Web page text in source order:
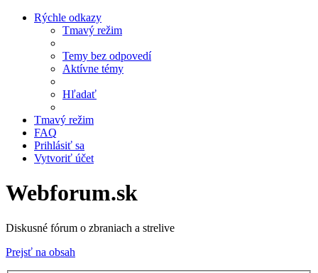
Rýchle odkazy
Tmavý režim
Temy bez odpovedí
Aktívne témy
Hľadať
Tmavý režim
FAQ
Prihlásiť sa
Vytvoriť účet
Webforum.sk
Diskusné fórum o zbraniach a strelive
Prejsť na obsah